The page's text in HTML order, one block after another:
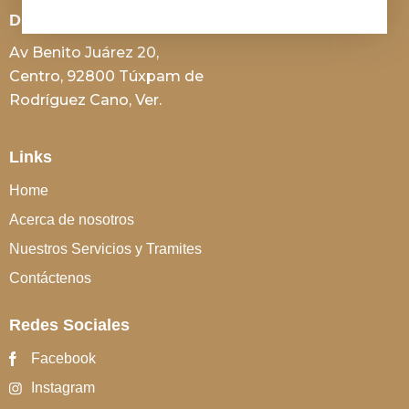
Dirección
Av Benito Juárez 20,
Centro, 92800 Túxpam de
Rodríguez Cano, Ver.
Links
Home
Acerca de nosotros
Nuestros Servicios y Tramites
Contáctenos
Redes Sociales
Facebook
Instagram